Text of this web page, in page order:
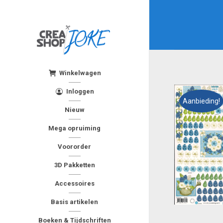
Winkelwagen
Inloggen
Nieuw
Mega opruiming
Voororder
3D Pakketten
Accessoires
Basis artikelen
Boeken & Tijdschriften
Aanbieding!